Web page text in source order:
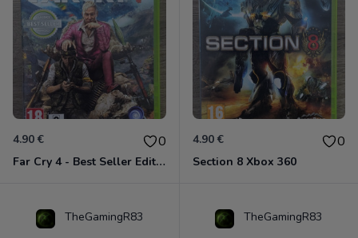
4.90 € 0
Far Cry 4 - Best Seller Edition Xbox 360
4.90 € 0
Section 8 Xbox 360
TheGamingR83 TheGamingR83